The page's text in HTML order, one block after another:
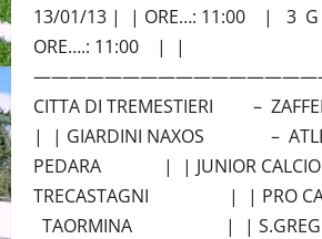
13/01/13 | | ORE…: 11:00 | 3 G I
ORE….: 11:00 | |
CITTA DI TREMESTIERI –
| | GIARDINI NAXOS –
PEDARA | | JUNIOR CALCIO
TRECASTAGNI | |
TAORMINA | |